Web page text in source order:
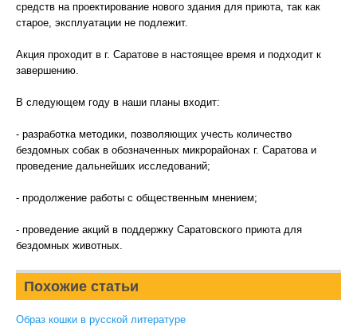
средств на проектирование нового здания для приюта, так как
старое, эксплуатации не подлежит.
Акция проходит в г. Саратове в настоящее время и подходит к
завершению.
В следующем году в наши планы входит:
- разработка методики, позволяющих учесть количество
бездомных собак в обозначенных микрорайонах г. Саратова и
проведение дальнейших исследований;
- продолжение работы с общественным мнением;
- проведение акций в поддержку Саратовского приюта для
бездомных животных.
Похожие статьи
Образ кошки в русской литературе